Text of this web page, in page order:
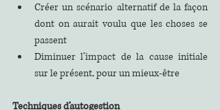
Créer un scénario alternatif de la façon
dont on aurait voulu que les choses se
passent
Diminuer l’impact de la cause initiale
sur le présent, pour un mieux-être
Techniques d’autogestion